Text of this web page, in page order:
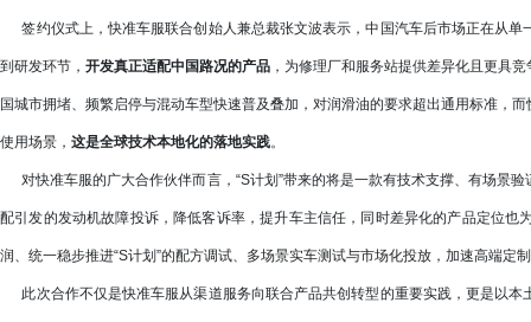
签约仪式上，快准车服联合创始人兼总裁张文波表示，中国汽车后市场正在从单
到研发环节， 开发真正适配中国路况的产品 ，为修理厂和服务站提供差异化且更具
国城市拥堵、频繁启停与混动车型快速普及叠加，对润滑油的要求超出通用标准，
使用场景， 这是全球技术本地化的落地实践。
对快准车服的广大合作伙伴而言，“S计划”带来的将是一款有技术支撑、有场景
配引发的发动机故障投诉，降低客诉率，提升车主信任，同时差异化的产品定位
润、统一稳步推进“S计划”的配方调试、多场景实车测试与市场化投放，加速高端定
此次合作不仅是快准车服从渠道服务向联合产品共创转型的重要实践，更是以本